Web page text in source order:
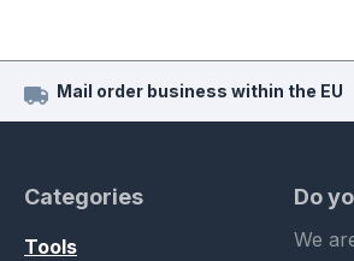
Mail order business within the EU
Categories
Tools
Do
We